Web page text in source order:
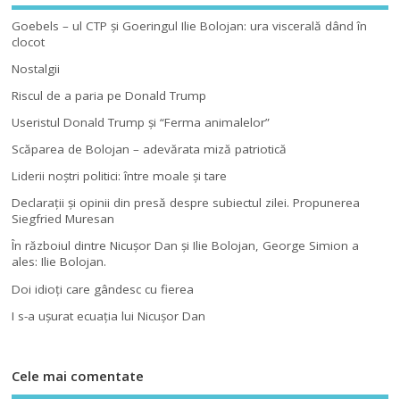
Goebels – ul CTP şi Goeringul Ilie Bolojan: ura viscerală dând în
clocot
Nostalgii
Riscul de a paria pe Donald Trump
Useristul Donald Trump şi “Ferma animalelor”
Scăparea de Bolojan – adevărata miză patriotică
Liderii noştri politici: între moale şi tare
Declaraţii şi opinii din presă despre subiectul zilei. Propunerea
Siegfried Muresan
În războiul dintre Nicuşor Dan şi Ilie Bolojan, George Simion a
ales: Ilie Bolojan.
Doi idioţi care gândesc cu fierea
I s-a uşurat ecuaţia lui Nicuşor Dan
Cele mai comentate